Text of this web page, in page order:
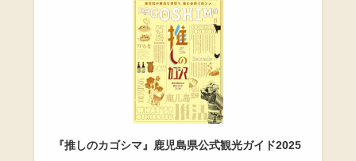
『推しのカゴシマ』鹿児島県公式観光ガイド2025